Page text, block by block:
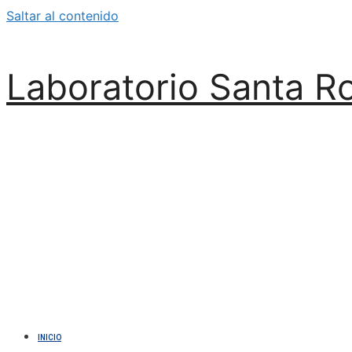
Saltar al contenido
Laboratorio Santa
INICIO